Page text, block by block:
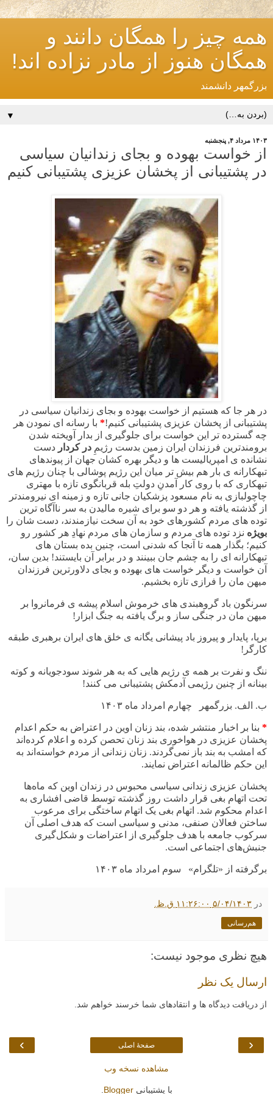
همه چیز را همگان دانند و
همگان هنوز از مادر نزاده اند!
بزرگمهر دانشمند
▼
۱۴۰۳ مرداد ۴, پنجشنبه
از خواست بهوده و بجای زندانیان سیاسی
در پشتیبانی از پخشان عزیزی پشتیبانی کنیم
در هر جا که هستیم از خواست بهوده و بجای زندانیان سیاسی در
پشتیبانی از پخشان عزیزی پشتیبانی کنیم!* با رسانه ای نمودن هر
چه گسترده تر این خواست برای جلوگیری از بدار آویخته شدن
برومندترین فرزندان ایران زمین بدست رژیمِ در کردار دست
نشانده ی امپریالیست ها و دیگر بهره کشان جهان از پیوندهای
تبهکارانه ی بار هم بیش تر میان این رژیم پوشالی با چنان رژیم های
تبهکاری که با روی کار آمدنِ دولتِ بله قربانگوی تازه با مهتری
چاچولبازی به نام مسعود پزشکیان جانی تازه و زمینه ای نیرومندتر
از گذشته یافته و هر دو سو برای شیره مالیدن به سر ناآگاه ترین
توده های مردم کشورهای خود به آن سخت نیازمندند، دست شان را
بویژه نزد توده های مردم و سازمان های مردم نهادِ هر کشور رو
کنیم؛ بگذار همه تا آنجا که شدنی است، چنین بده بستان های
تبهکارانه ای را به چشم جان ببینند و در برابر آن بایستند! بدین سان،
آن خواست و دیگر خواست های بهوده و بجای دلاورترین فرزندان
میهن مان را فرازی تازه بخشیم.
سرنگون باد گروهبندی های خرموش اسلام پیشه ی فرمانروا بر
میهن مان در جنگی ساز و برگ یافته به جنگ ابزار!
برپا، پایدار و پیروز باد پیشانی یگانه ی خلق های ایران برهبری طبقه
کارگر!
ننگ و نفرت بر همه ی رژیم هایی که به هر شوند سودجویانه و کوته
بینانه از چنین رژیمی آدمکش پشتیبانی می کنند!
ب. الف. بزرگمهر چهارم امرداد ماه ۱۴۰۳
* بنا بر اخبار منتشر شده، بند زنان اوین در اعتراض به حکم اعدام
پخشان عزیزی در هواخوری بند زنان تحصن کرده و اعلام کرده‌اند
که امشب به بند باز نمی‌گردند. زنان زندانی از مردم خواسته‌اند به
این حکم ظالمانه اعتراض نمایند.
پخشان عزیزی زندانی سیاسی محبوس در زندان اوین که ماه‌ها
تحت اتهام بغی قرار داشت روز گذشته توسط قاضی افشاری به
اعدام محکوم شد. اتهام بغی یک اتهام ساختگی برای مرعوب
ساختن فعالان صنفی، مدنی و سیاسی است که هدف اصلی آن
سرکوب جامعه با هدف جلوگیری از اعتراضات و شکل‌گیری
جنبش‌های اجتماعی است.
برگرفته از «تلگرام» سوم امرداد ماه ۱۴۰۳
در ۵/۰۴/۱۴۰۳ ۱۱:۲۶:۰۰ ق.ظ.
هم‌رسانی
هیچ نظری موجود نیست:
ارسال یک نظر
از دریافت دیدگاه ها و انتقادهای شما خرسند خواهم شد.
‹
› صفحهٔ اصلی
مشاهده نسخه وب
با پشتیبانیBlogger